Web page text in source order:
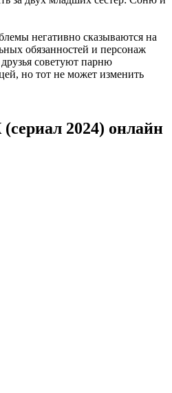
негативно сказываются на
обязанностей и персонаж
советуют парню
но тот не может изменить
2024) онлайн